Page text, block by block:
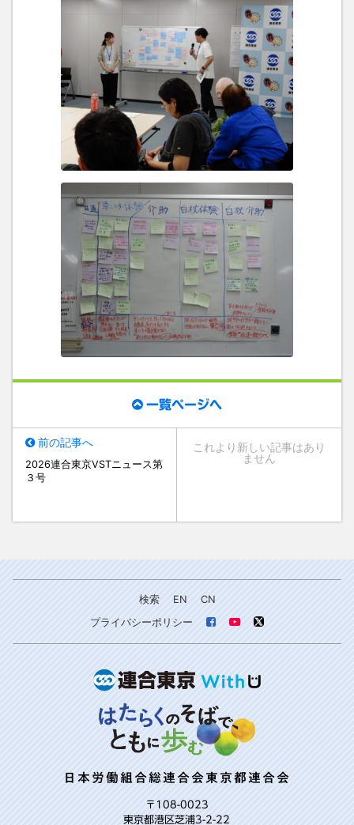
一覧ページへ
前の記事へ
2026連合東京VSTニュース第
３号
これより新しい記事はあり
ません
検索 EN
CN
プライバシーポリシー
日本労働組合総連合会東京都連合会
〒108-0023
東京都港区芝浦3-2-22